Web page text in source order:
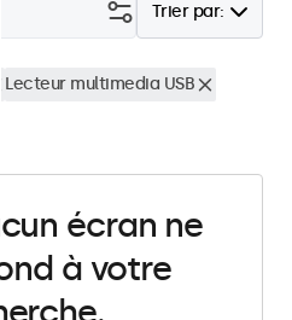
Trier par:
Lecteur multimedia USB
écran ne
à votre